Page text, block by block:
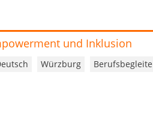
und Inklusion
Würzburg